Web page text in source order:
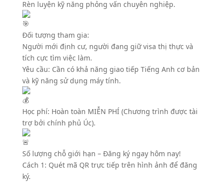
Rèn luyện kỹ năng phỏng vấn chuyên nghiệp.
Đối tượng tham gia:
Người mới định cư, người đang giữ visa thị thực và
tích cực tìm việc làm.
Yêu cầu: Cần có khả năng giao tiếp Tiếng Anh cơ bản
và kỹ năng sử dụng máy tính.
Học phí: Hoàn toàn MIỄN PHÍ (Chương trình được tài
trợ bởi chính phủ Úc).
Số lượng chỗ giới hạn – Đăng ký ngay hôm nay!
Cách 1: Quét mã QR trực tiếp trên hình ảnh để đăng
ký.